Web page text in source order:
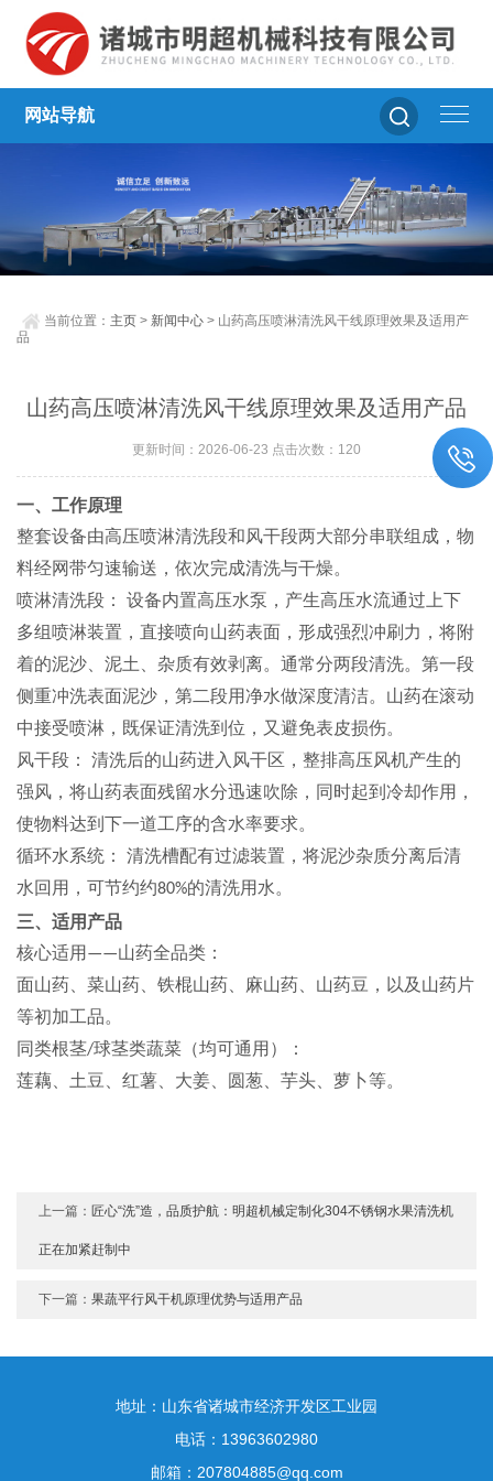
网站导航
当前位置： 主页 > 新闻中心 > 山药高压喷淋清洗风干线原理效果及适用产
品
山药高压喷淋清洗风干线原理效果及适用产品
更新时间：2026-06-23 点击次数：120
一、工作原理
整套设备由高压喷淋清洗段和风干段两大部分串联组成，物
料经网带匀速输送，依次完成清洗与干燥。
喷淋清洗段 ：
设备内置高压水泵，产生高压水流通过上下
多组喷淋装置 ， 直接喷向山药表面，形成强烈冲刷力，将附
着的泥沙、泥土、杂质有效剥离。通常分两段清洗。第一段
侧重冲洗表面泥沙，第二段用净水做深度清洁。山药在滚动
中接受喷淋，既保证清洗到位，又避免表皮损伤。
风干段 ：
清洗后的山药进入风干区，整排高压风机产生的
强风，将山药表面残留水分迅速吹除，同时起到冷却作用，
使物料达到下一道工序的含水率要求。
循环水系统 ：
清洗槽配有过滤装置，将泥沙杂质分离后清
水回用，可节约约80%的清洗用水。
三、适用产品
核心适用 ——山药全品类 ：
面山药、菜山药、铁棍山药、麻山药、山药豆，以及山药片
等初加工品。
同类根茎/球茎类蔬菜（均可通用）
：
莲藕、土豆、红薯、大姜、圆葱、芋头、萝卜等。
上一篇：匠心“洗”造，品质护航：明超机械定制化304不锈钢水果清洗机
正在加紧赶制中
下一篇：果蔬平行风干机原理优势与适用产品
地址：山东省诸城市经济开发区工业园
电话：13963602980
邮箱：207804885@qq.com